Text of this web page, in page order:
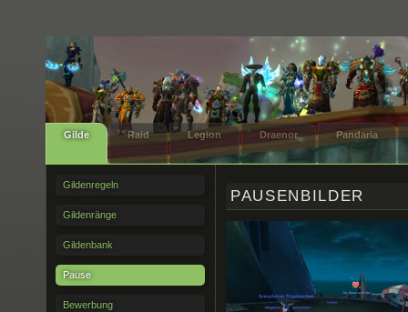
Gilde Raid Legion Draenor Pandaria
Gildenregeln
Gildenränge
Gildenbank
Pause
Bewerbung
PAUSENBILDER